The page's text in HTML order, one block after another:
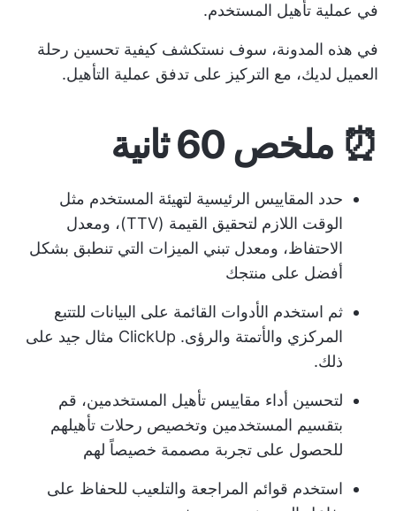
في عملية تأهيل المستخدم.
في هذه المدونة، سوف نستكشف كيفية تحسين رحلة
العميل لديك، مع التركيز على تدفق عملية التأهيل.
⏰ ملخص 60 ثانية
حدد المقاييس الرئيسية لتهيئة المستخدم مثل
الوقت اللازم لتحقيق القيمة (TTV)، ومعدل
الاحتفاظ، ومعدل تبني الميزات التي تنطبق بشكل
أفضل على منتجك
ثم استخدم الأدوات القائمة على البيانات للتتبع
المركزي والأتمتة والرؤى. ClickUp مثال جيد على
ذلك.
لتحسين أداء مقاييس تأهيل المستخدمين، قم
بتقسيم المستخدمين وتخصيص رحلات تأهيلهم
للحصول على تجربة مصممة خصيصاً لهم
استخدم قوائم المراجعة والتلعيب للحفاظ على